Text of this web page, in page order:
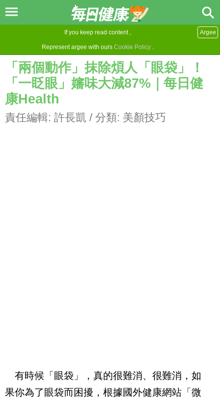
If you keep read content ,
Represent argee with ours Cookie Policy .
Argee
「兩個動作」抹除煩人「眼袋」！
「一眨眼」嬸味大減87%｜每日健
康Health
責任編輯: 許長凱 / 分類: 美顏技巧
有時候「眼袋」，真的很難消、很難消，如
果你為了眼袋而困擾，根據國外健康網站「微